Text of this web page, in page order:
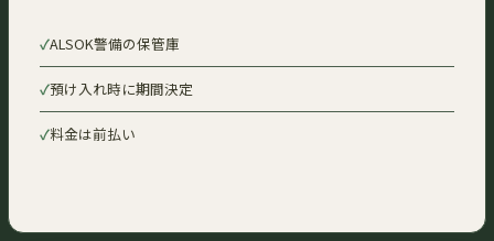
ALSOK警備の保管庫
預け入れ時に期間決定
料金は前払い